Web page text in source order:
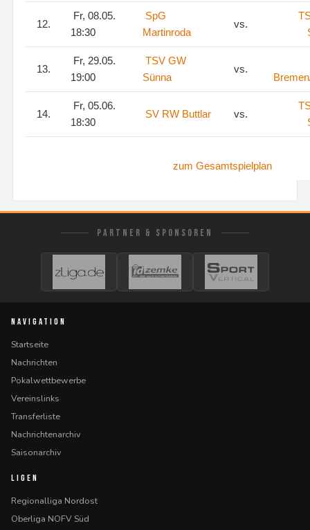
12.
Fr, 08.05.
18:30
SpG
Martinroda
vs.
13.
Fr, 29.05.
19:00
TSV GW
Sünna
vs.
14.
Fr, 05.06.
18:30
SV RW Buttlar vs.
zum Gesamtspielplan
PARTNER & SPONSOREN
NAVIGATION
Startseite
Nachrichten
Pokalwettbewerbe
Vereinslinks
Transferliste
Nachrichtenarchiv
Saisonarchiv
LIGEN
Regionalliga Nordost
Oberliga NOFV Süd